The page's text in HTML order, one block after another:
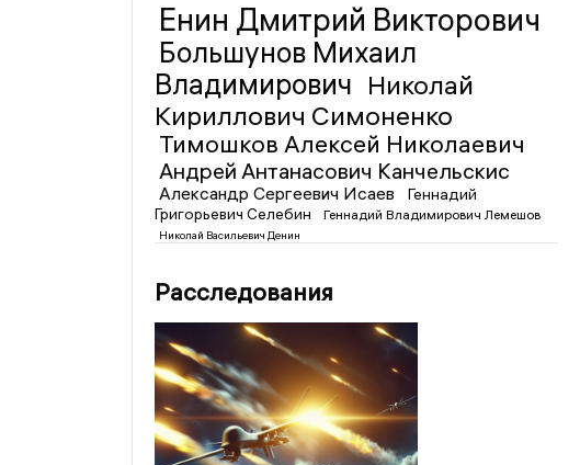
Енин Дмитрий Викторович
Большунов Михаил
Владимирович Николай
Кириллович Симоненко
Тимошков Алексей Николаевич
Андрей Антанасович Канчельскис
Александр Сергеевич Исаев
Геннадий
Григорьевич Селебин
Геннадий Владимирович Лемешов
Николай Васильевич Денин
Расследования